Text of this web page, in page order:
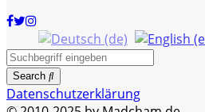
Search
Datenschutzerklärung